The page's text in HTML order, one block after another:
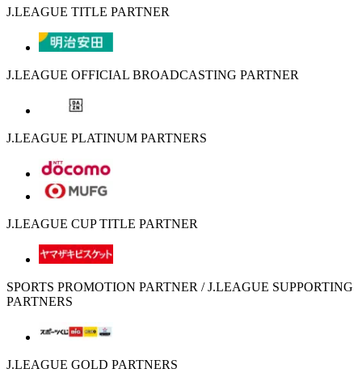
J.LEAGUE TITLE PARTNER
J.LEAGUE OFFICIAL BROADCASTING PARTNER
J.LEAGUE PLATINUM PARTNERS
J.LEAGUE CUP TITLE PARTNER
SPORTS PROMOTION PARTNER / J.LEAGUE SUPPORTING
PARTNERS
J.LEAGUE GOLD PARTNERS